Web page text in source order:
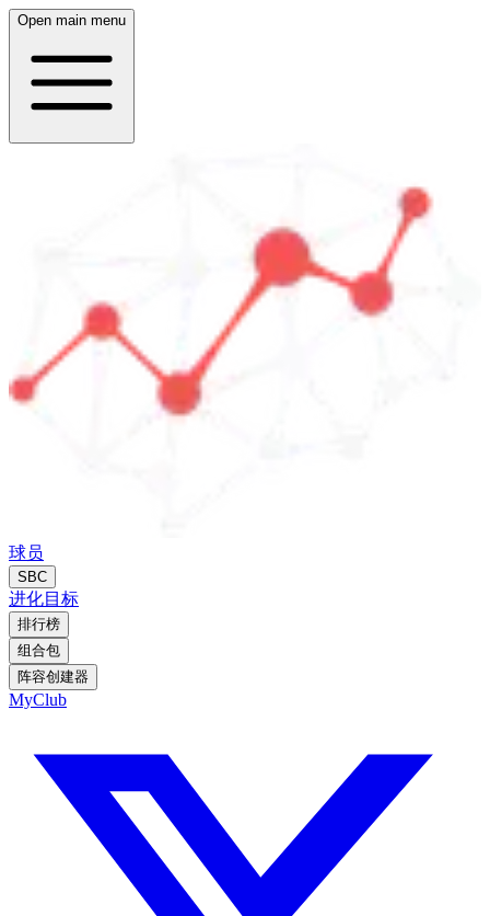
Open main menu
球员
SBC
进化目标
排行榜
组合包
阵容创建器
MyClub